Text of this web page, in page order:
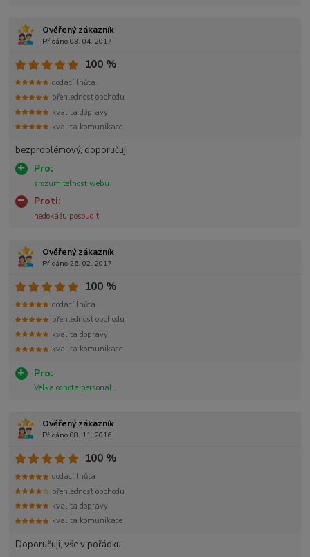
Ověřený zákazník
Přidáno 03. 04. 2017
bezproblémový, doporučuji
Pro:
srozumitelnost webu
Proti:
nedokážu posoudit
100 %
dodací lhůta
přehlednost obchodu
kvalita dopravy
kvalita komunikace
Ověřený zákazník
Přidáno 26. 02. 2017
Pro:
Velka ochota personalu
100 %
dodací lhůta
přehlednost obchodu
kvalita dopravy
kvalita komunikace
Ověřený zákazník
Přidáno 08. 11. 2016
Doporučuji, vše v pořádku
100 %
dodací lhůta
přehlednost obchodu
kvalita dopravy
kvalita komunikace